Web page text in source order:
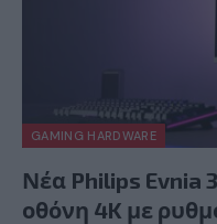
GAMING HARDWARE
Νέα Philips Evnia
οθόνη 4K με